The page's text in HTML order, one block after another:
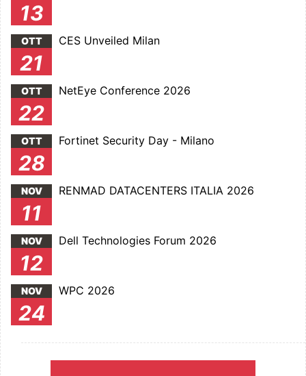
13
OTT
21
CES Unveiled Milan
OTT
22
NetEye Conference 2026
OTT
28
Fortinet Security Day - Milano
NOV
11
RENMAD DATACENTERS ITALIA 2026
NOV
12
Dell Technologies Forum 2026
NOV
24
WPC 2026